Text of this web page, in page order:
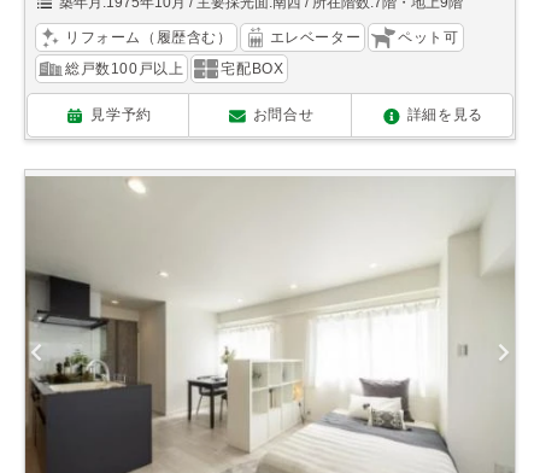
リフォーム（履歴含む） エレベーター
ペット可
総戸数100戸以上
宅配BOX
見学予約 お問合せ 詳細を見る